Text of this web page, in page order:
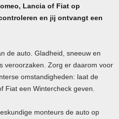
Lancia of Fiat op
en jij ontvangt een
de auto. Gladheid, sneeuw en
veroorzaken. Zorg er daarom voor
omstandigheden: laat de
Fiat een Wintercheck geven.
monteurs de auto op